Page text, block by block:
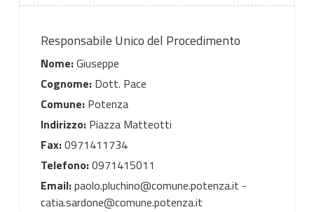
Responsabile Unico del Procedimento
Nome:Giuseppe
Cognome:Dott. Pace
Comune:Potenza
Indirizzo:Piazza Matteotti
Fax:0971411734
Telefono:0971415011
Email:paolo.pluchino@comune.potenza.it -
catia.sardone@comune.potenza.it